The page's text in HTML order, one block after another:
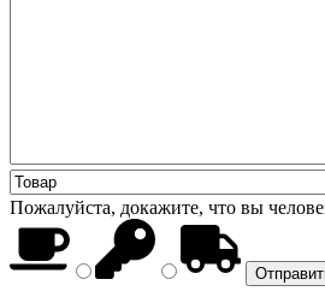
Пожалуйста, докажите, что вы